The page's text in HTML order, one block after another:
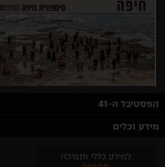
הפסטיבל ה-41
מידע וכלים
למידע כללי ותמיכה